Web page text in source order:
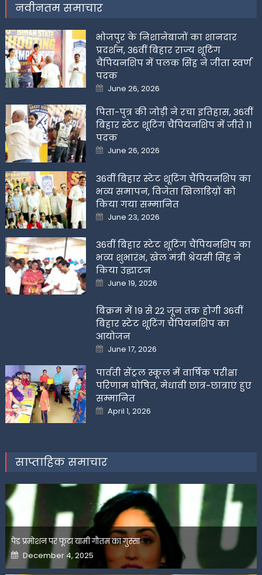
नवीनतम समाचार
भोजपुर के निशानेबाजों का शानदार
प्रदर्शन, 36वीं बिहार राज्य शूटिंग
चैंपियनशिप में पलक सिंह ने जीता स्वर्ण
पदक
Posted
on
June 26, 2026
पिता-पुत्र की जोड़ी ने रचा इतिहास, 36वीं
बिहार स्टेट शूटिंग चैंपियनशिप में जीते 11
पदक
Posted
on
June 26, 2026
36वीं बिहार स्टेट शूटिंग चैंपियनशिप का
भव्य समापन, विजेता खिलाडिय़ों को
किया गया सम्मानित
Posted
on
June 23, 2026
36वीं बिहार स्टेट शूटिंग चैंपियनशिप का
भव्य शुभारंभ, खेल मंत्री श्रेयसी सिंह ने
किया उद्घाटन
Posted
on
June 19, 2026
बिक्रम में 19 से 22 जून तक होगी 36वीं
बिहार स्टेट शूटिंग चैंपियनशिप का
आयोजन
Posted
on
June 17, 2026
पार्वती सेंट्रल स्कूल में वार्षिक परीक्षा
परिणाम घोषित, मेधावी छात्र-छात्राएं हुए
सम्मानित
Posted
on
April 1, 2026
साप्ताहिक समाचार
पेड प्रमोशन पर फूटा यामी गौतम का गुस्सा
Posted
on
December 4, 2025